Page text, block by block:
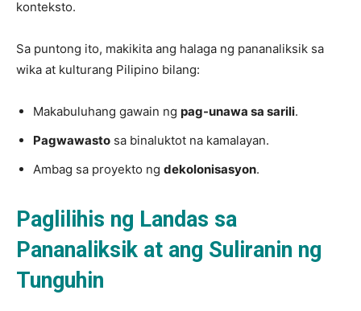
konteksto.
Sa puntong ito, makikita ang halaga ng pananaliksik sa
wika at kulturang Pilipino bilang:
Makabuluhang gawain ng pag-unawa sa sarili.
Pagwawasto sa binaluktot na kamalayan.
Ambag sa proyekto ng dekolonisasyon.
Paglilihis ng Landas sa
Pananaliksik at ang Suliranin ng
Tunguhin